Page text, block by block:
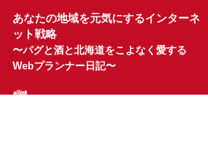
あなたの地域を元気にするインターネ
ット戦略
〜パグと酒と北海道をこよなく愛する
Webプランナー日記〜